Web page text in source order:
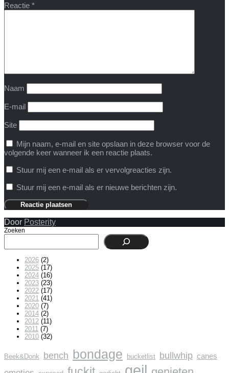
Reactie *
Naam
E-mail
Site
Mijn naam, e-mail en site opslaan in deze browser voor de
volgende keer wanneer ik een reactie plaats.
Stuur mij een e-mail als er vervolgreacties zijn.
Stuur mij een e-mail als er nieuwe berichten zijn.
Door Posterity
Zoeken
2026 (2)
2025 (17)
2024 (16)
2023 (23)
2022 (17)
2021 (41)
2020 (7)
2014 (2)
2012 (11)
2011 (7)
2010 (32)
Beek&Donk bench bondage bucketlist bullwhip canes